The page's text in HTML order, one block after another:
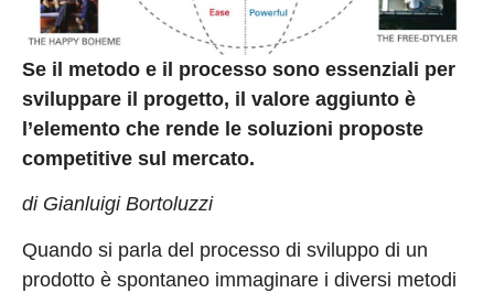
Se il metodo e il processo sono essenziali per
sviluppare il progetto, il valore aggiunto è
l’elemento che rende le soluzioni proposte
competitive sul mercato.
di Gianluigi Bortoluzzi
Quando si parla del processo di sviluppo di un
prodotto è spontaneo immaginare i diversi metodi